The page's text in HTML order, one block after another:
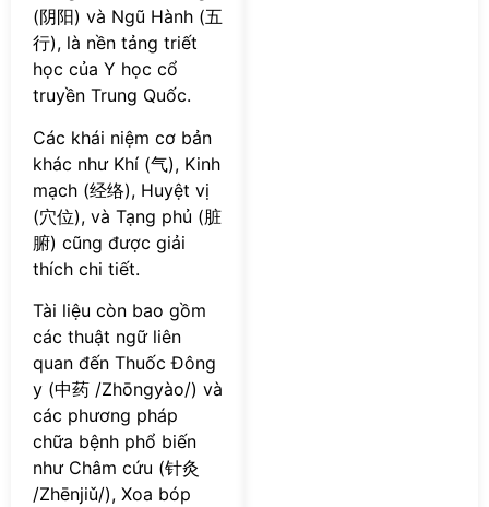
(阴阳) và Ngũ Hành (五
行), là nền tảng triết
học của Y học cổ
truyền Trung Quốc.
Các khái niệm cơ bản
khác như Khí (气), Kinh
mạch (经络), Huyệt vị
(穴位), và Tạng phủ (脏
腑) cũng được giải
thích chi tiết.
Tài liệu còn bao gồm
các thuật ngữ liên
quan đến Thuốc Đông
y (中药 /Zhōngyào/) và
các phương pháp
chữa bệnh phổ biến
như Châm cứu (针灸
/Zhēnjiǔ/), Xoa bóp